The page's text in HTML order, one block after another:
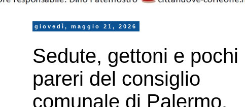
giovedì, maggio 21, 2026
Sedute, gettoni e pochi
pareri del consiglio
comunale di Palermo.